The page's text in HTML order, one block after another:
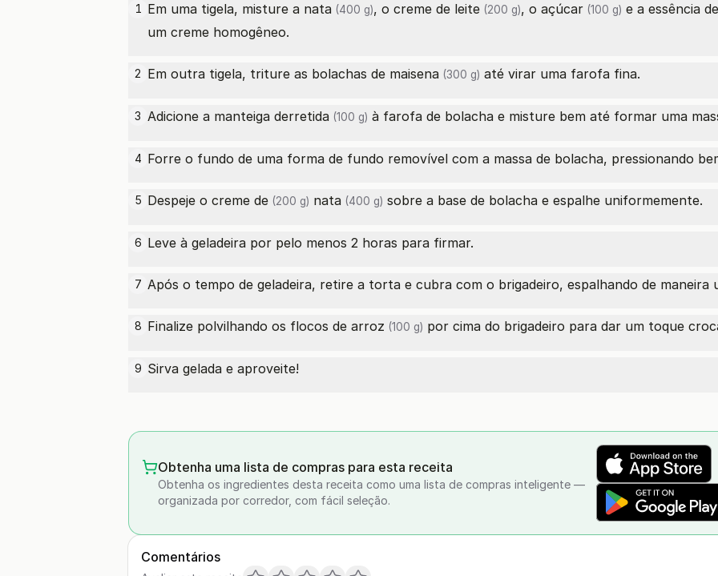
1 Em uma tigela, misture a nata (400 g), o creme de leite (200 g), o açúcar (100 g) e a essência
um creme homogêneo.
2 Em outra tigela, triture as bolachas de maisena (300 g) até virar uma farofa fina.
3 Adicione a manteiga derretida (100 g) à farofa de bolacha e misture bem até formar uma
4 Forre o fundo de uma forma de fundo removível com a massa de bolacha, pressionando
5 Despeje o creme de (200 g) nata (400 g) sobre a base de bolacha e espalhe uniformemente.
6 Leve à geladeira por pelo menos 2 horas para firmar.
7 Após o tempo de geladeira, retire a torta e cubra com o brigadeiro, espalhando de maneira
8 Finalize polvilhando os flocos de arroz (100 g) por cima do brigadeiro para dar um toque
9 Sirva gelada e aproveite!
Obtenha uma lista de compras para esta receita
Obtenha os ingredientes desta receita como uma lista de compras inteligente —
organizada por corredor, com fácil seleção.
Comentários